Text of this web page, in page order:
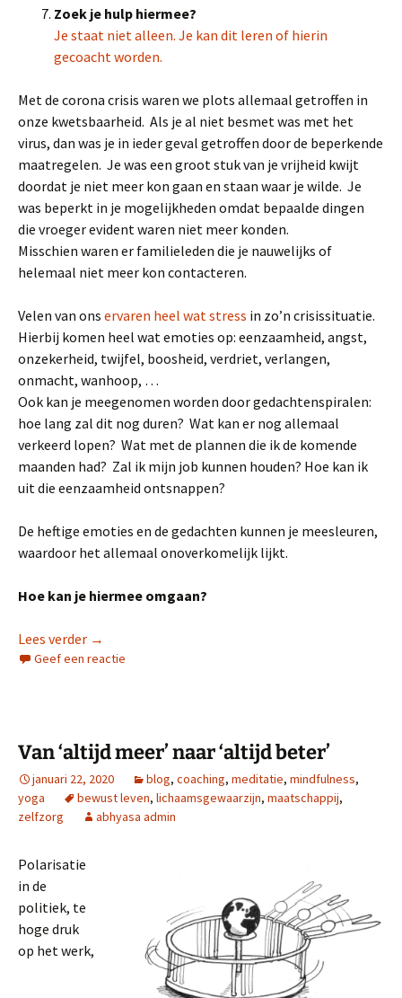
Zoek je hulp hiermee?
Je staat niet alleen. Je kan dit leren of hierin
gecoacht worden.
Met de corona crisis waren we plots allemaal getroffen in
onze kwetsbaarheid. Als je al niet besmet was met het
virus, dan was je in ieder geval getroffen door de beperkende
maatregelen. Je was een groot stuk van je vrijheid kwijt
doordat je niet meer kon gaan en staan waar je wilde. Je
was beperkt in je mogelijkheden omdat bepaalde dingen
die vroeger evident waren niet meer konden.
Misschien waren er familieleden die je nauwelijks of
helemaal niet meer kon contacteren.
Velen van ons ervaren heel wat stress in zo’n crisissituatie.
Hierbij komen heel wat emoties op: eenzaamheid, angst,
onzekerheid, twijfel, boosheid, verdriet, verlangen,
onmacht, wanhoop, …
Ook kan je meegenomen worden door gedachtenspiralen:
hoe lang zal dit nog duren? Wat kan er nog allemaal
verkeerd lopen? Wat met de plannen die ik de komende
maanden had? Zal ik mijn job kunnen houden? Hoe kan ik
uit die eenzaamheid ontsnappen?
De heftige emoties en de gedachten kunnen je meesleuren,
waardoor het allemaal onoverkomelijk lijkt.
Hoe kan je hiermee omgaan?
Lees verder Hoe omgaan met angst en onzekerheid in
→
Geef een reactie
Van ‘altijd meer’ naar ‘altijd beter’
januari 22, 2020 blog, coaching, meditatie, mindfulness,
yoga
bewust leven, lichaamsgewaarzijn, maatschappij,
zelfzorg
abhyasa admin
Polarisatie
in de
politiek, te
hoge druk
op het werk,